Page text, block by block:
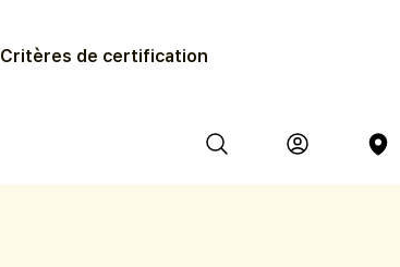
Critères de certification